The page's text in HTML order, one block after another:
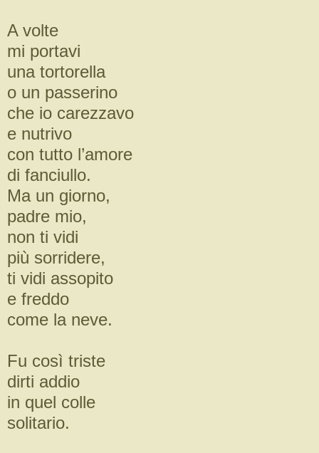
A volte
mi portavi
una tortorella
o un passerino
che io carezzavo
e nutrivo
con tutto l’amore
di fanciullo.
Ma un giorno,
padre mio,
non ti vidi
più sorridere,
ti vidi assopito
e freddo
come la neve.
Fu così triste
dirti addio
in quel colle
solitario.